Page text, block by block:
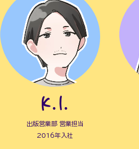
K.I.
出版営業部 営業担当
2016年入社